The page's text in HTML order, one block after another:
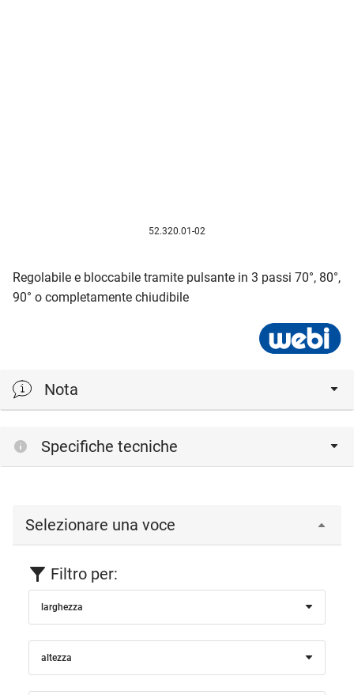
52.320.01-02
Regolabile e bloccabile tramite pulsante in 3 passi 70°, 80°,
90° o completamente chiudibile
Nota
Specifiche tecniche
Selezionare una voce
Filtro per:
larghezza
altezza